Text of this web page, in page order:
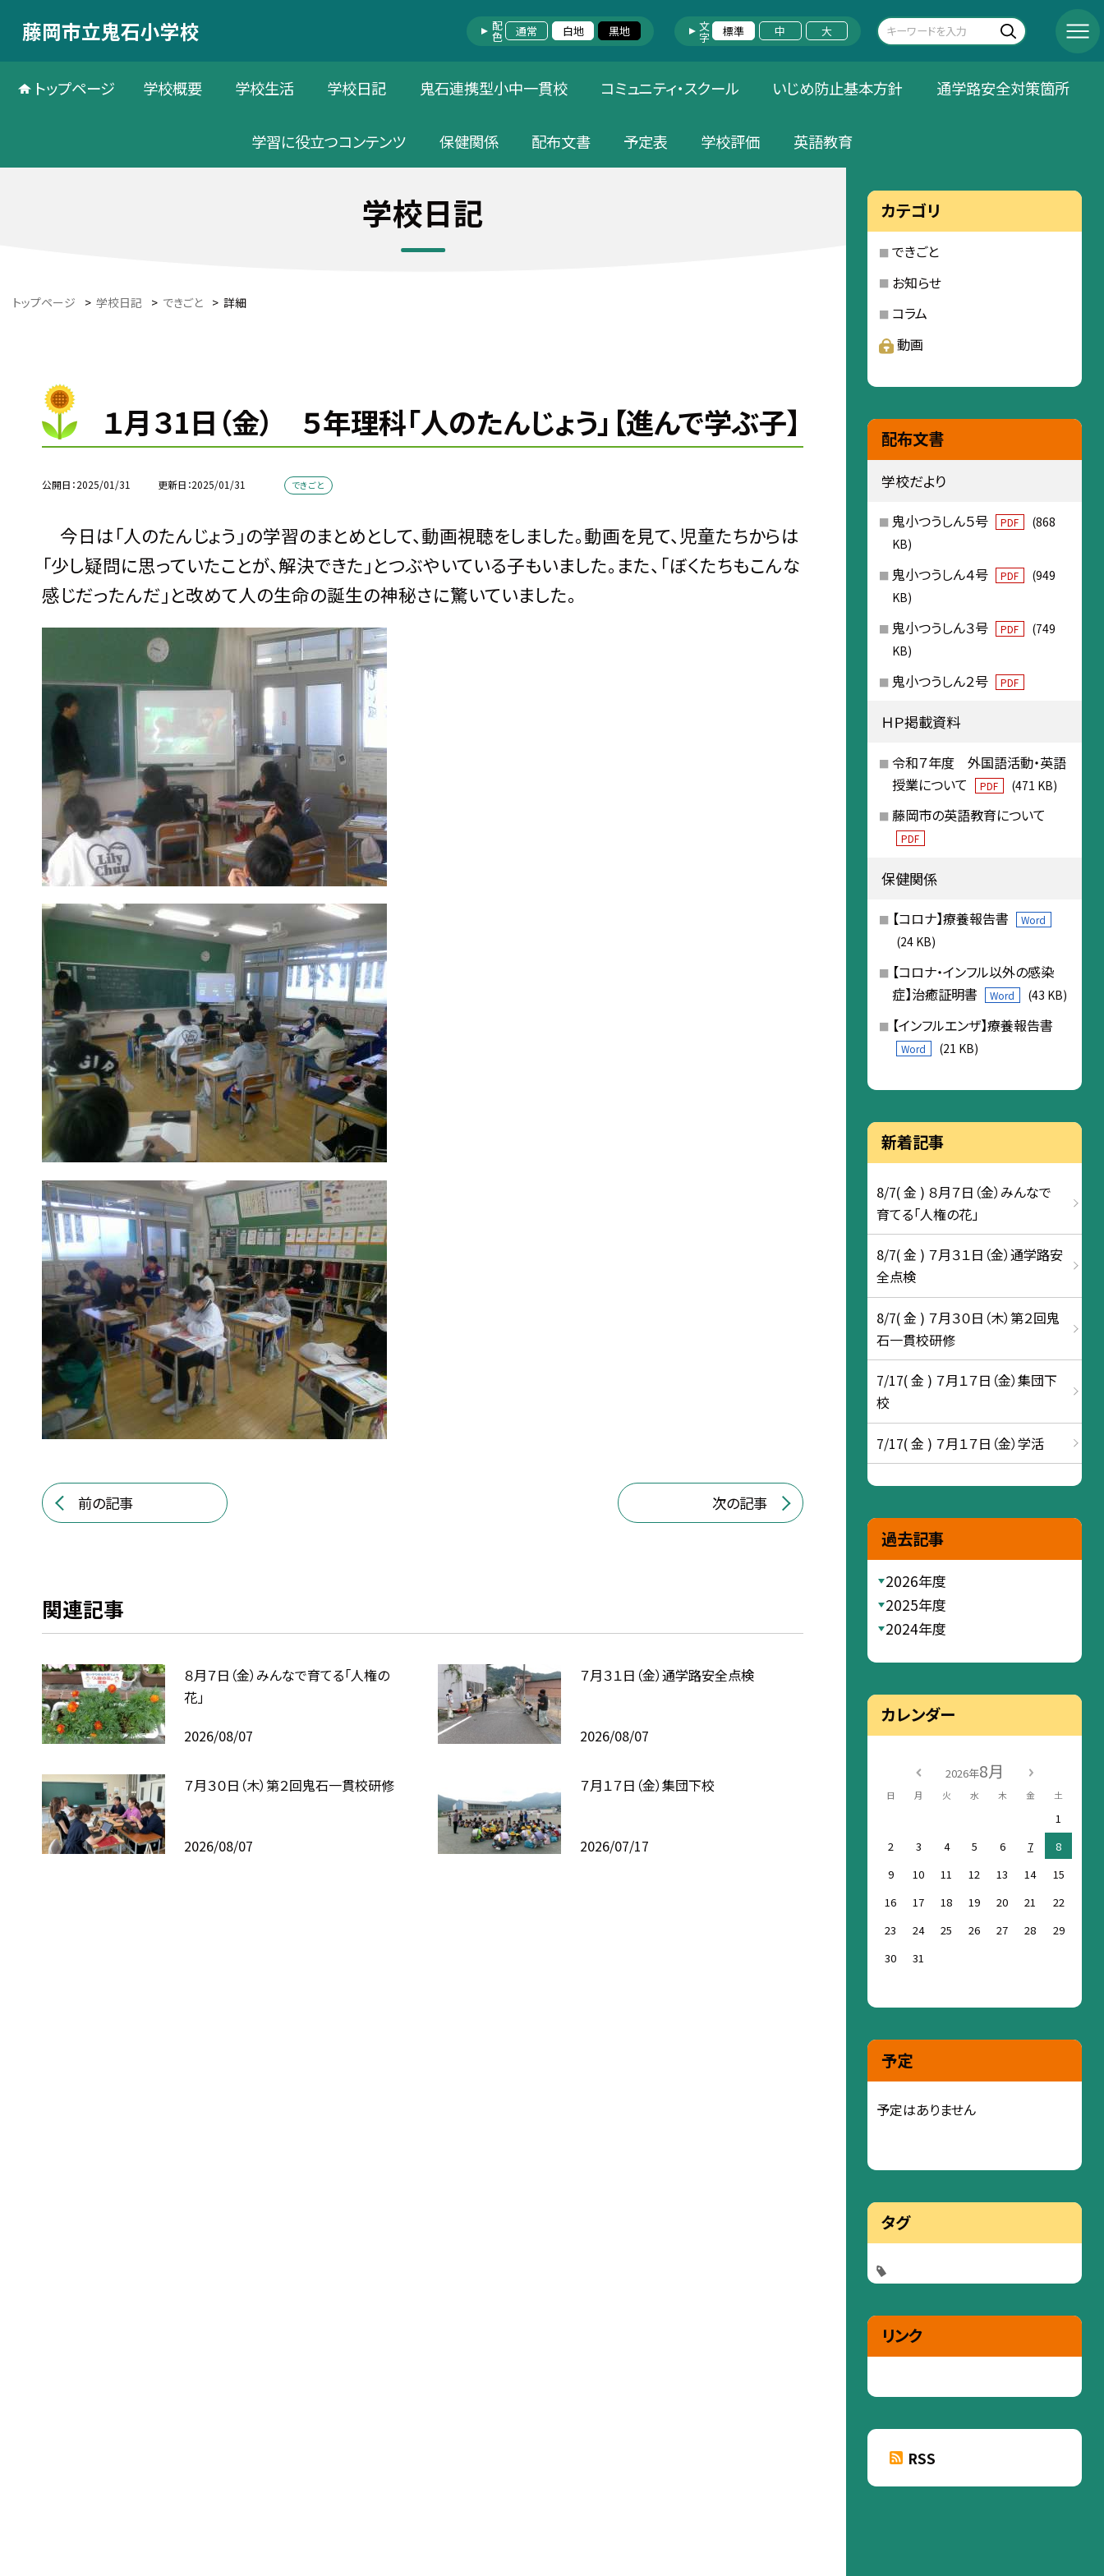
藤岡市立鬼石小学校 配色 通常 白地 黒地 文字 標準 中 大
トップページ 学校概要 学校生活 学校日記 鬼石連携型小中一貫校 コミュニティ・スクール いじめ防止基本方針 通学路安全対策箇所
学習に役立つコンテンツ 保健関係 配布文書 予定表 学校評価 英語教育
学校日記
トップページ > 学校日記 > できごと > 詳細
１月３1日（金） ５年理科「人のたんじょう」【進んで学ぶ子】
公開日 2025/01/31 更新日 2025/01/31 できごと
今日は「人のたんじょう」の学習のまとめとして、動画視聴をしました。動画を見て、児童たちからは
「少し疑問に思っていたことが、解決できた」とつぶやいている子もいました。また、「ぼくたちもこんな
感じだったんだ」と改めて人の生命の誕生の神秘さに驚いていました。
前の記事 次の記事
関連記事
８月７日（金）みんなで育てる「人権の
花」
2026/08/07
７月３１日（金）通学路安全点検
2026/08/07
７月３０日（木）第２回鬼石一貫校研修
2026/08/07
７月１７日（金）集団下校
2026/07/17
カテゴリ
できごと
お知らせ
コラム
動画
配布文書
学校だより
鬼小つうしん５号 PDF
(868
KB)
鬼小つうしん４号 PDF
(949
KB)
鬼小つうしん３号 PDF
(749
KB)
鬼小つうしん２号 PDF
ＨＰ掲載資料
令和７年度 外国語活動・英語
授業について
PDF (471 KB)
藤岡市の英語教育について
PDF
保健関係
【コロナ】療養報告書 Word
(24 KB)
【コロナ・インフル以外の感染
症】治癒証明書
Word (43 KB)
【インフルエンザ】療養報告書
Word (21 KB)
新着記事
8/7( 金 ) ８月７日（金）みんなで
育てる「人権の花」
8/7( 金 ) ７月３１日（金）通学路安
全点検
8/7( 金 ) ７月３０日（木）第２回鬼
石一貫校研修
7/17( 金 ) ７月１７日（金）集団下
校
7/17( 金 ) ７月１７日（金）学活
過去記事
2026年度
2025年度
2024年度
カレンダー
2026年8月
日 月 火 水 木 金 土
1
2
3 4 5 6 7
8
9
10 11 12 13 14
15
16
17 18 19 20 21
22
23
24 25 26 27 28
29
30
31
予定
予定はありません
タグ
リンク
RSS